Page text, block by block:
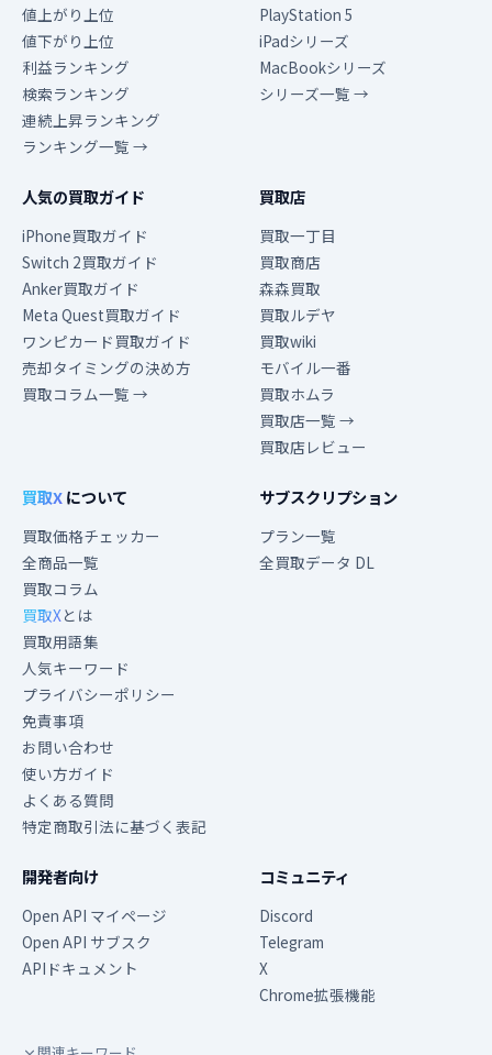
値上がり上位
値下がり上位
利益ランキング
検索ランキング
連続上昇ランキング
ランキング一覧 →
PlayStation 5
iPadシリーズ
MacBookシリーズ
シリーズ一覧 →
人気の買取ガイド
iPhone買取ガイド
Switch 2買取ガイド
Anker買取ガイド
Meta Quest買取ガイド
ワンピカード買取ガイド
売却タイミングの決め方
買取コラム一覧 →
買取店
買取一丁目
買取商店
森森買取
買取ルデヤ
買取wiki
モバイル一番
買取ホムラ
買取店一覧 →
買取店レビュー
買取Xについて
買取価格チェッカー
全商品一覧
買取コラム
買取Xとは
買取用語集
人気キーワード
プライバシーポリシー
免責事項
お問い合わせ
使い方ガイド
よくある質問
特定商取引法に基づく表記
サブスクリプション
プラン一覧
全買取データ DL
開発者向け
Open API マイページ
Open API サブスク
APIドキュメント
コミュニティ
Discord
Telegram
X
Chrome拡張機能